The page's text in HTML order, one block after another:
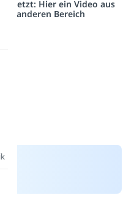
Hier ein Video aus
anderen Bereich